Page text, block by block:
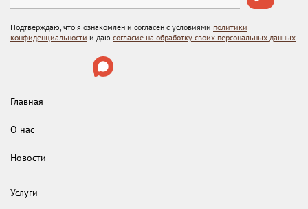
Подтверждаю, что я ознакомлен и согласен с условиями политики
конфиденциальности и даю согласие на обработку своих персональных данных
Главная
О нас
Новости
Услуги